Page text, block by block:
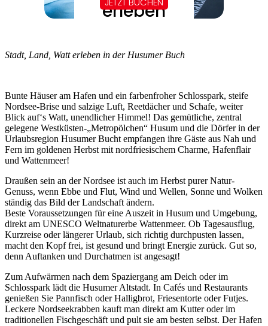
Stadt, Land, Watt erleben in der Husumer Buch
Bunte Häuser am Hafen und ein farbenfroher Schlosspark, steife
Nordsee-Brise und salzige Luft, Reetdächer und Schafe, weiter
Blick auf‘s Watt, unendlicher Himmel! Das gemütliche, zentral
gelegene Westküsten-„Metropölchen“ Husum und die Dörfer in der
Urlaubsregion Husumer Bucht empfangen ihre Gäste aus Nah und
Fern im goldenen Herbst mit nordfriesischem Charme, Hafenflair
und Wattenmeer!
Draußen sein an der Nordsee ist auch im Herbst purer Natur-
Genuss, wenn Ebbe und Flut, Wind und Wellen, Sonne und Wolken
ständig das Bild der Landschaft ändern.
Beste Voraussetzungen für eine Auszeit in Husum und Umgebung,
direkt am UNESCO Weltnaturerbe Wattenmeer. Ob Tagesausflug,
Kurzreise oder längerer Urlaub, sich richtig durchpusten lassen,
macht den Kopf frei, ist gesund und bringt Energie zurück. Gut so,
denn Auftanken und Durchatmen ist angesagt!
Zum Aufwärmen nach dem Spaziergang am Deich oder im
Schlosspark lädt die Husumer Altstadt. In Cafés und Restaurants
genießen Sie Pannfisch oder Halligbrot, Friesentorte oder Futjes.
Leckere Nordseekrabben kauft man direkt am Kutter oder im
traditionellen Fischgeschäft und pult sie am besten selbst. Der Hafen